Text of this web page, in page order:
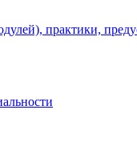
практики,